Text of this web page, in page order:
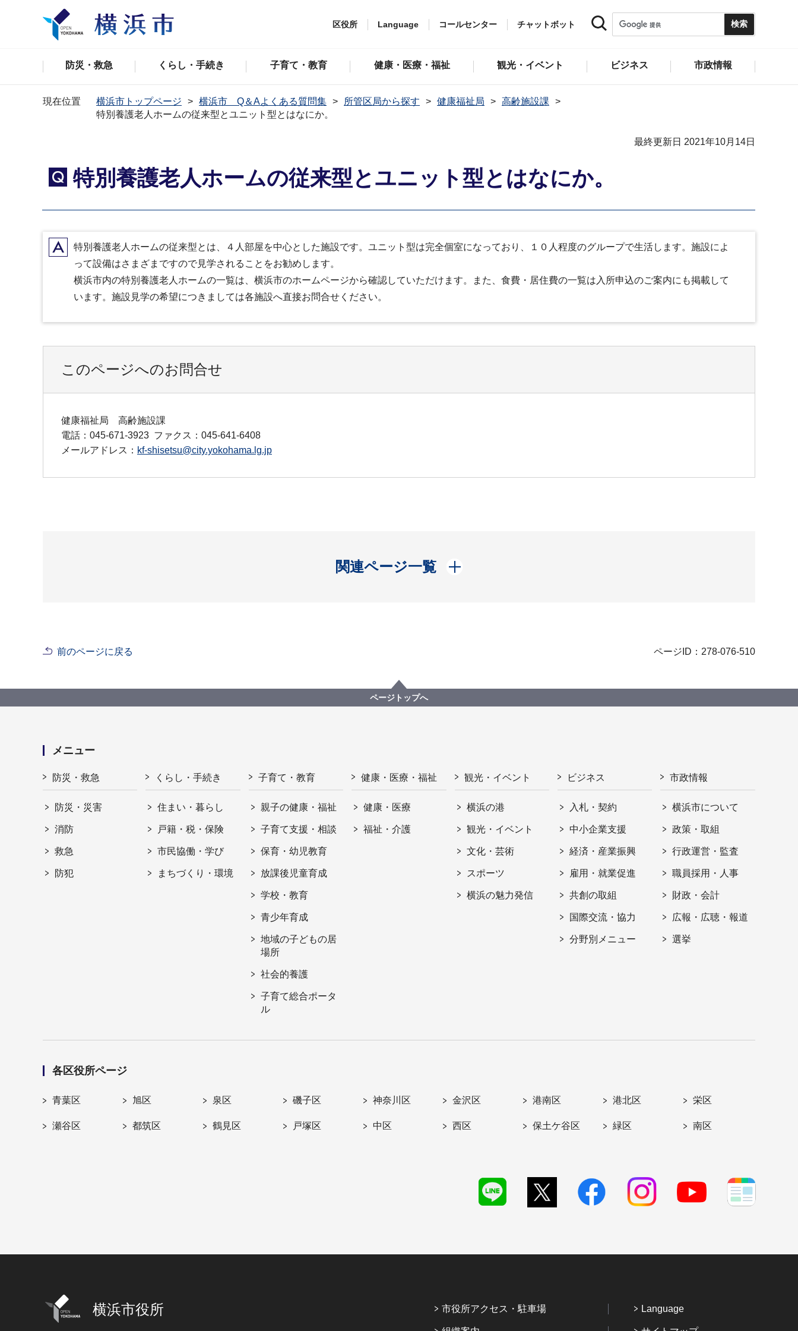
区役所 Language コールセンター チャットボット
防災・救急 くらし・手続き 子育て・教育 健康・医療・福祉 観光・イベント ビジネス 市政情報
現在位置 横浜市トップページ 横浜市 Q＆Aよくある質問集 所管区局から探す 健康福祉局
高齢施設課
特別養護老人ホームの従来型とユニット型とはなにか。
最終更新日 2021年10月14日
Q 特別養護老人ホームの従来型とユニット型とはなにか。
A特別養護老人ホームの従来型とは、４人部屋を中心とした施設です。ユニット型は完全個室になっており、１０人程度のグループで生活します。施設によ
って設備はさまざまですので見学されることをお勧めします。
横浜市内の特別養護老人ホームの一覧は、横浜市のホームページから確認していただけます。また、食費・居住費の一覧は入所申込のご案内にも掲載して
います。施設見学の希望につきましては各施設へ直接お問合せください。
このページへのお問合せ
健康福祉局 高齢施設課
電話：045-671-3923 ファクス：045-641-6408
メールアドレス： kf-shisetsu@city.yokohama.lg.jp
関連ページ一覧
開く
前のページに戻る ページID：278-076-510
ページトップへ
メニュー
防災・救急
防災・災害
消防
救急
防犯
くらし・手続き
住まい・暮らし
戸籍・税・保険
市民協働・学び
まちづくり・環境
子育て・教育
親子の健康・福祉
子育て支援・相談
保育・幼児教育
放課後児童育成
学校・教育
青少年育成
地域の子どもの居
場所
社会的養護
子育て総合ポータ
ル
健康・医療・福祉
健康・医療
福祉・介護
観光・イベント
横浜の港
観光・イベント
文化・芸術
スポーツ
横浜の魅力発信
ビジネス
入札・契約
中小企業支援
経済・産業振興
雇用・就業促進
共創の取組
国際交流・協力
分野別メニュー
市政情報
横浜市について
政策・取組
行政運営・監査
職員採用・人事
財政・会計
広報・広聴・報道
選挙
各区役所ページ
青葉区 旭区 泉区 磯子区 神奈川区 金沢区 港南区 港北区 栄区
瀬谷区 都筑区 鶴見区 戸塚区 中区 西区 保土ケ谷区 緑区 南区
横浜市役所 市役所アクセス・駐車場 Language